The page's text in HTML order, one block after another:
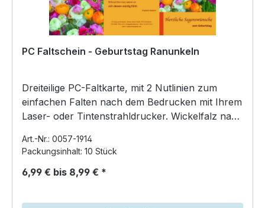
PC Faltschein - Geburtstag Ranunkeln
Dreiteilige PC-Faltkarte, mit 2 Nutlinien zum
einfachen Falten nach dem Bedrucken mit Ihrem
Laser- oder Tintenstrahldrucker. Wickelfalz nach
Art.-Nr.: 0057-1914
Packungsinhalt: 10 Stück
6,99 € bis 8,99 € *